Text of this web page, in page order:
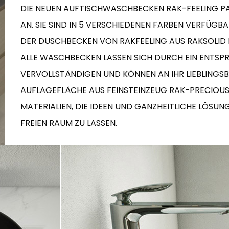
IVORY
BEIGE
ANTHRACITE
BROWN
BLUE
ORANGE
AUSSENBEREICH
GEWERBLICHER BEREICH
ALLE SAMMLUNGEN
RECHTECK
Stile
AVANTGARDE
ZEITGENÖSSISCH
MODERNISIERT
KLASSISCH
Solutions
designed for
functionality and
RAK-BATU RAK-VALET
RAK-DES FURNITURE
WÄNDE UND LANGLEBIGE BÖDEN
DIE NEUEN AUFTISCHWASCHBECKEN RAK-FEELING
AN. SIE SIND IN 5 VERSCHIEDENEN FARBEN
DER DUSCHBECKEN VON RAKFEELING AUS RAKSOLID
ALLE WASCHBECKEN LASSEN SICH DURCH EIN
VERVOLLSTÄNDIGEN UND KÖNNEN AN IHR
AUFLAGEFLÄCHE AUS FEINSTEINZEUG RAK-
MATERIALIEN, DIE IDEEN UND GANZHEITLICHE
FREIEN RAUM ZU LASSEN.